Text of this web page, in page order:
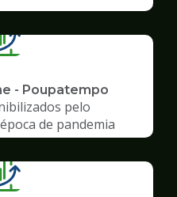
- Poupatempo
pelo
de pandemia